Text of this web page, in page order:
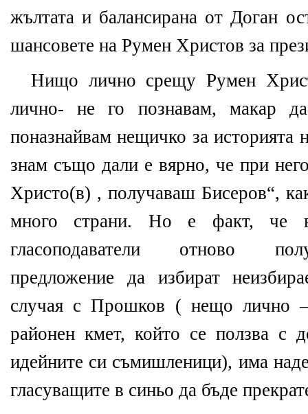
жълтата и балансирана от Доган
шансовете на Румен Христов за
Нищо лично срещу Румен
лично- не го познавам, макар
поназнайвам нещичко за
знам също дали е вярно, че при
Христо(в) , получаваш Бисеров“,
много страни. Но е факт, че
гласоподаватели отново
предложение да избират
случая с Прошков ( нещо лично
районен кмет, който се ползва с
идейните си съмишленици), има
гласуващите в синьо да бъде